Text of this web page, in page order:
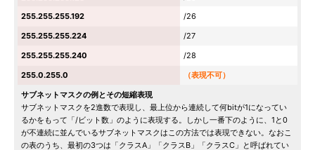
255.255.255.192
/26
255.255.255.224
/27
255.255.255.240
/28
255.0.255.0
（表現不可）
サブネットマスクの例とその短縮表現
サブネットマスクを2進数で表現し、最上位から連続して何bitが1になってい
るかをもって「/ビット数」のように表現する。しかし一番下のように、1と0
が不連続に並んでいるサブネットマスクはこの方法では表現できない。なおこ
の表のうち、最初の3つは「クラスA」「クラスB」「クラスC」と呼ばれてい